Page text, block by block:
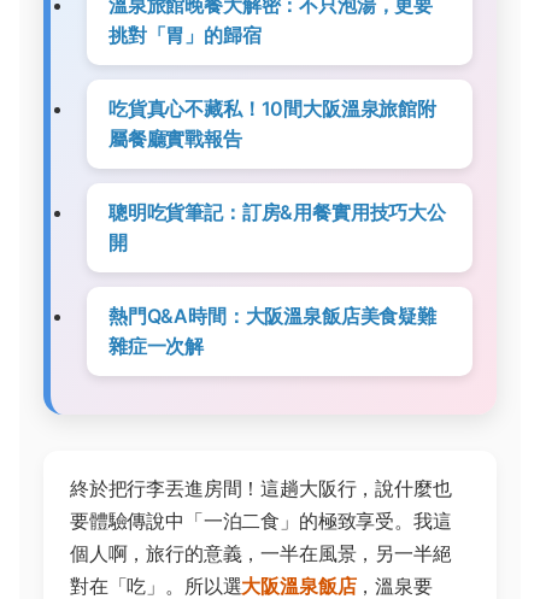
溫泉旅館晚餐大解密：不只泡湯，更要
挑對「胃」的歸宿
吃貨真心不藏私！10間大阪溫泉旅館附
屬餐廳實戰報告
聰明吃貨筆記：訂房&用餐實用技巧大公
開
熱門Q&A時間：大阪溫泉飯店美食疑難
雜症一次解
終於把行李丟進房間！這趟大阪行，說什麼也
要體驗傳說中「一泊二食」的極致享受。我這
個人啊，旅行的意義，一半在風景，另一半絕
對在「吃」。所以選大阪溫泉飯店，溫泉要